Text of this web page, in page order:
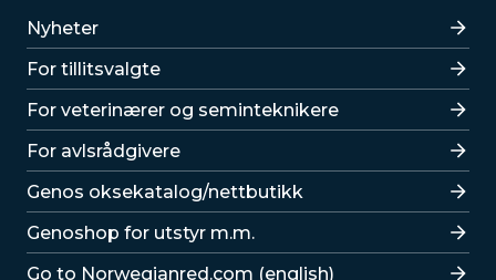
Lenker
Nyheter
For tillitsvalgte
For veterinærer og seminteknikere
For avlsrådgivere
Lenker
Genos oksekatalog/nettbutikk
Genoshop for utstyr m.m.
Go to Norwegianred.com (english)